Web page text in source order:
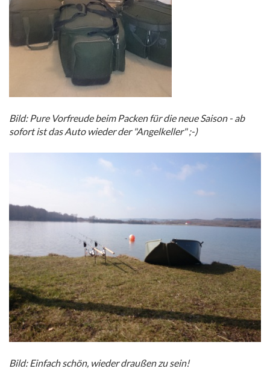
Bild: Pure Vorfreude beim Packen für die neue Saison - ab
sofort ist das Auto wieder der "Angelkeller" ;-)
Bild: Einfach schön, wieder draußen zu sein!